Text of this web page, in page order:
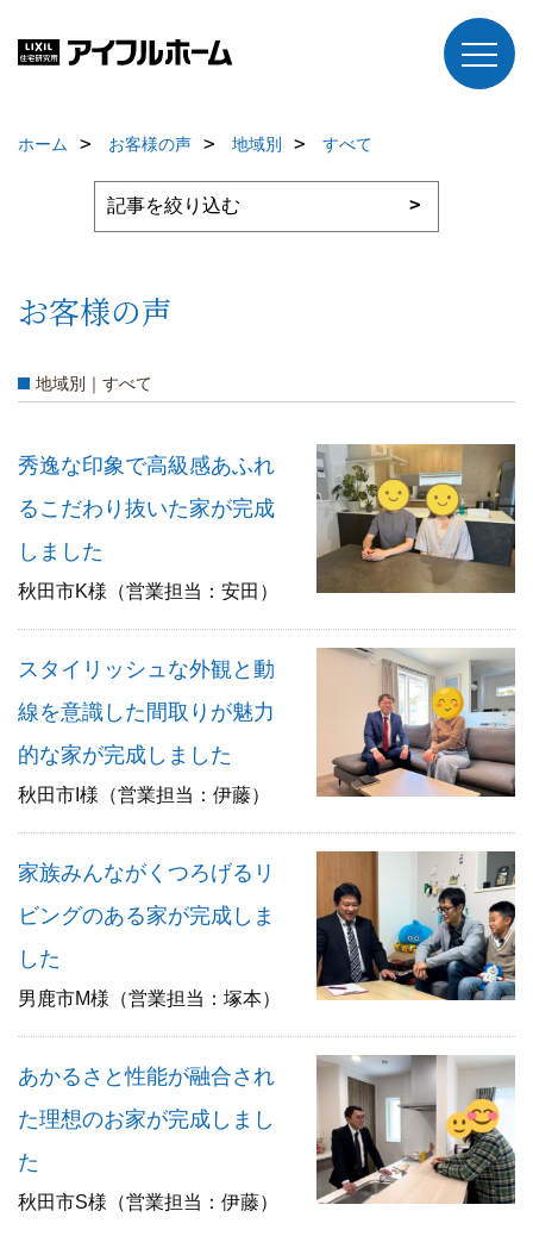
ホーム お客様の声 地域別 すべて
お客様の声
地域別｜すべて
秀逸な印象で高級感あふれ
るこだわり抜いた家が完成
しました
秋田市K様（営業担当：安田）
スタイリッシュな外観と動
線を意識した間取りが魅力
的な家が完成しました
秋田市I様（営業担当：伊藤）
家族みんながくつろげるリ
ビングのある家が完成しま
した
男鹿市M様（営業担当：塚本）
あかるさと性能が融合され
た理想のお家が完成しまし
た
秋田市S様（営業担当：伊藤）